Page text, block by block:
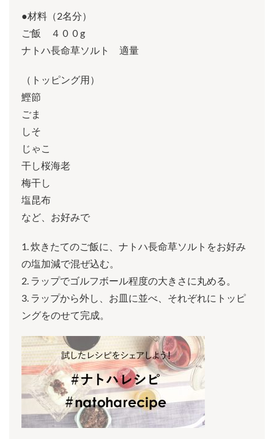
●材料（2名分）
ご飯 ４００g
ナトハ長命草ソルト 適量
（トッピング用）
鰹節
ごま
しそ
じゃこ
干し桜海老
梅干し
塩昆布
など、お好みで
1. 炊きたてのご飯に、ナトハ長命草ソルトをお好み
の塩加減で混ぜ込む。
2. ラップでゴルフボール程度の大きさに丸める。
3. ラップから外し、お皿に並べ、それぞれにトッピ
ングをのせて完成。